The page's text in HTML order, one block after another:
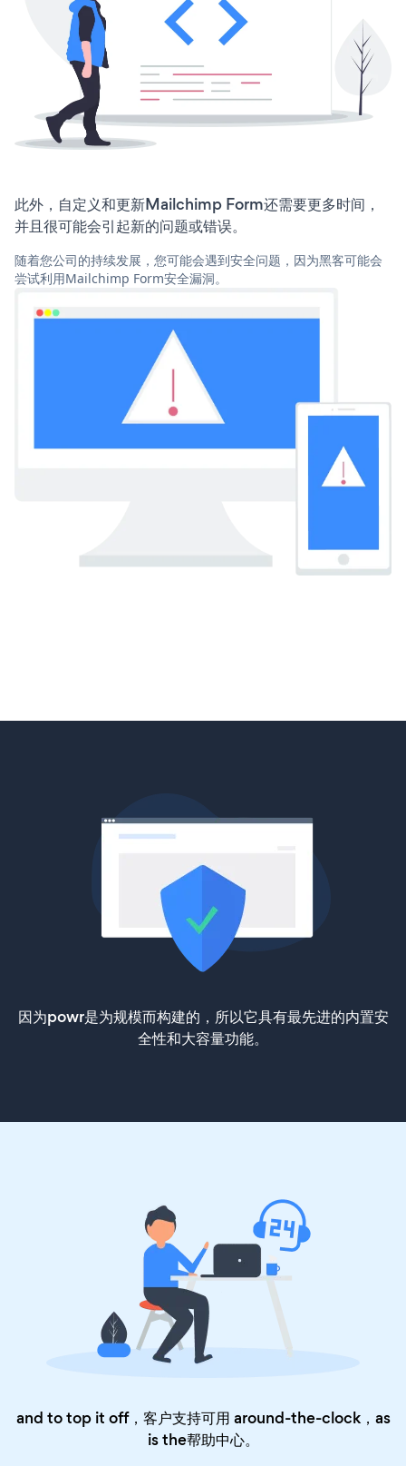
此外，自定义和更新Mailchimp Form还需要更多时间，
并且很可能会引起新的问题或错误。
随着您公司的持续发展，您可能会遇到安全问题，因为黑客可能会
尝试利用Mailchimp Form安全漏洞。
因为powr是为规模而构建的，所以它具有最先进的内置安
全性和大容量功能。
and to top it off，客户支持可用 around-the-clock，as
is the帮助中心。